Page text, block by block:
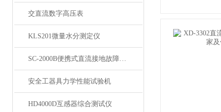
交直流数字高压表
KLS201微量水分测定仪
SC-2000B便携式直流接地故障检测仪
安全工器具力学性能试验机
HD4000D互感器综合测试仪